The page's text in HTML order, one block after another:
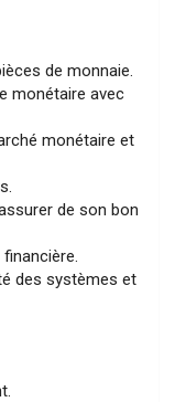
de monnaie.
monétaire avec
monétaire et
de son bon
des systèmes et